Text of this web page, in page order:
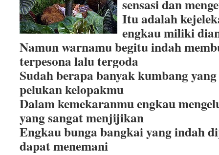
sensasi dan
Itu adalah
engkau miliki
Namun warnamu begitu indah
terpesona lalu tergoda
Sudah berapa banyak kumbang
pelukan kelopakmu
Dalam kemekaranmu engkau
yang sangat menjijikan
Engkau bunga bangkai yang indah
dapat menemani